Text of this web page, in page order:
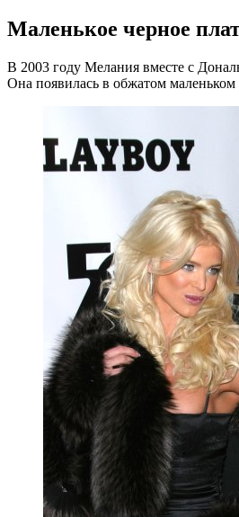
Маленькое черное
В 2003 году Мелания вместе с
Она появилась в обжатом маленьком